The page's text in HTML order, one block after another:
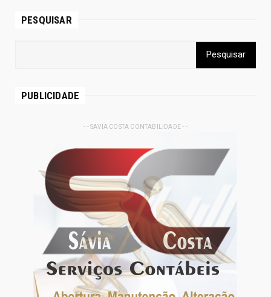
PESQUISAR
PUBLICIDADE
- - SAVIA COSTA CONTABILIDADE - -